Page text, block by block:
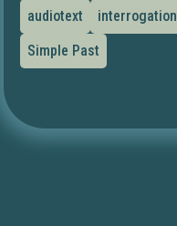
audiotext
interrogation
Simple Past